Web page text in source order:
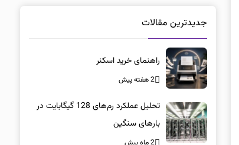
جدیدترین مقالات
راهنمای خرید اسکنر
2 هفته پیش
تحلیل عملکرد رم‌های 128 گیگابایت در
بارهای سنگین
2 ماه پیش